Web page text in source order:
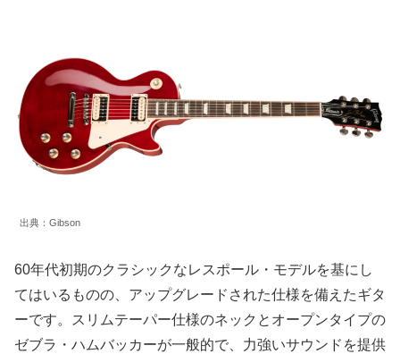
出典：Gibson
60年代初期のクラシックなレスポール・モデルを基にし
てはいるものの、アップグレードされた仕様を備えたギタ
ーです。スリムテーパー仕様のネックとオープンタイプの
ゼブラ・ハムバッカーが一般的で、力強いサウンドを提供